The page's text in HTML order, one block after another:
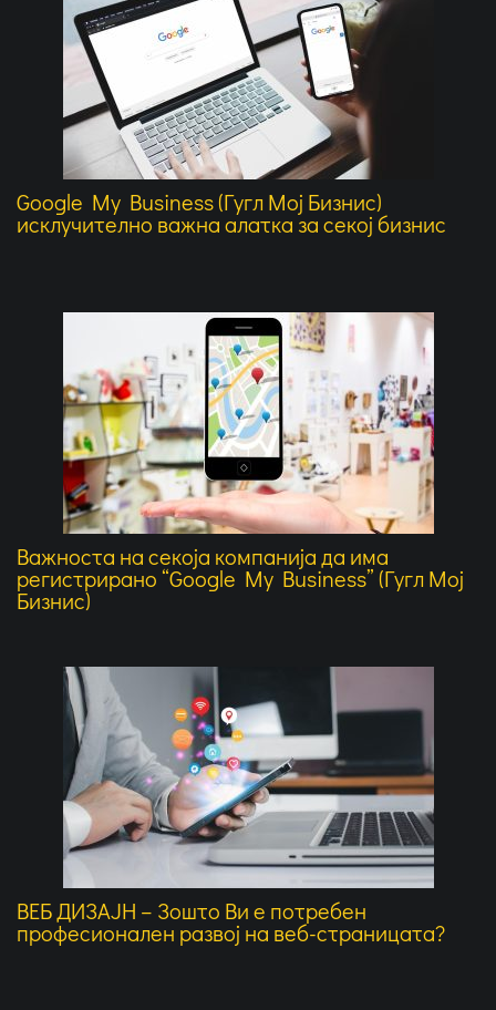
Google My Business (Гугл Мој Бизнис)
исклучително важна алатка за секој бизнис
Важноста на секоја компанија да има
регистрирано “Google My Business” (Гугл Мој
Бизнис)
ВЕБ ДИЗАЈН – Зошто Ви е потребен
професионален развој на веб-страницата?